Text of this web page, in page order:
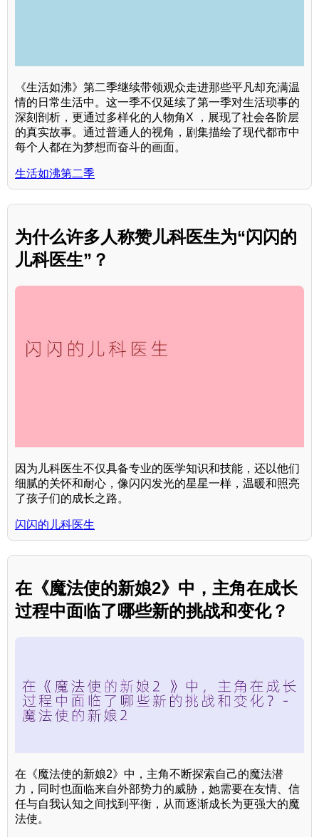
《生活如沸》第二季继续带领观众走进那些平凡却充满温
情的日常生活中。这一季不仅延续了第一季对生活琐事的
深刻剖析，更通过多样化的人物角X ，展现了社会各阶层
的真实故事。通过普通人的视角，剧集描绘了现代都市中
每个人都在为梦想而奋斗的画面。
生活如沸第二季
为什么许多人称赞儿科医生为“闪闪的
儿科医生”？
因为儿科医生不仅具备专业的医学知识和技能，还以他们
细腻的关怀和耐心，像闪闪发光的星星一样，温暖和照亮
了孩子们的成长之路。
闪闪的儿科医生
在《魔法使的新娘2》中，主角在成长
过程中面临了哪些新的挑战和变化？
在《魔法使的新娘2》中，主角不断探索自己的魔法潜
力，同时也面临来自外部势力的威胁，她需要在友情、信
任与自我认知之间找到平衡，从而逐渐成长为更强大的魔
法使。